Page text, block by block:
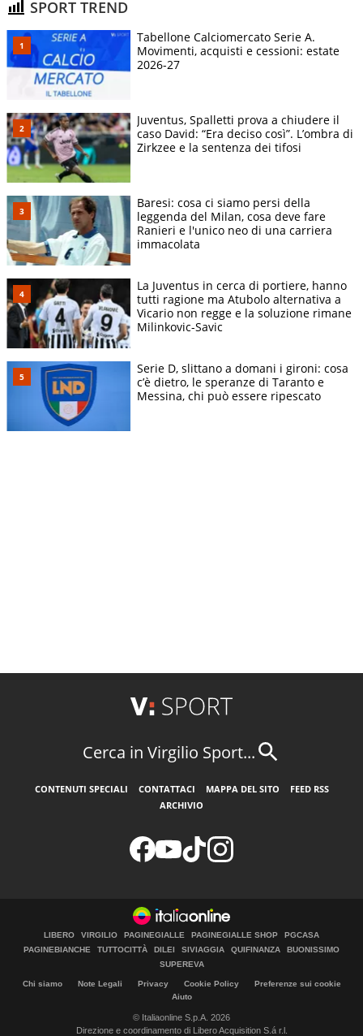
SPORT TREND
Tabellone Calciomercato Serie A.
Movimenti, acquisti e cessioni: estate
2026-27
Juventus, Spalletti prova a chiudere il
caso David: “Era deciso così”. L’ombra di
Zirkzee e la sentenza dei tifosi
Baresi: cosa ci siamo persi della
leggenda del Milan, cosa deve fare
Ranieri e l'unico neo di una carriera
immacolata
La Juventus in cerca di portiere, hanno
tutti ragione ma Atubolo alternativa a
Vicario non regge e la soluzione rimane
Milinkovic-Savic
Serie D, slittano a domani i gironi: cosa
c’è dietro, le speranze di Taranto e
Messina, chi può essere ripescato
Cerca in Virgilio Sport...
CONTENUTI SPECIALI CONTATTACI MAPPA DEL SITO
FEED RSS
ARCHIVIO
LIBERO VIRGILIO PAGINEGIALLE PAGINEGIALLE SHOP
PGCASA
PAGINEBIANCHE
TUTTOCITTÀ DILEI SIVIAGGIA QUIFINANZA
BUONISSIMO
SUPEREVA
Chi siamo Note Legali Privacy Cookie Policy
Preferenze sui cookie
Aiuto
© Italiaonline S.p.A. 2026
Direzione e coordinamento di Libero Acquisition S.á r.l.